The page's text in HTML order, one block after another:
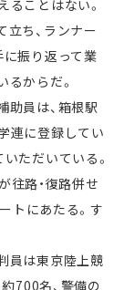
ことはない。
ち、ランナー
振り返って業
からだ。
員は、箱根駅
連に登録してい
ただいている。
路・復路併せ
トにあたる。す
員は東京陸上競
700名、警備の